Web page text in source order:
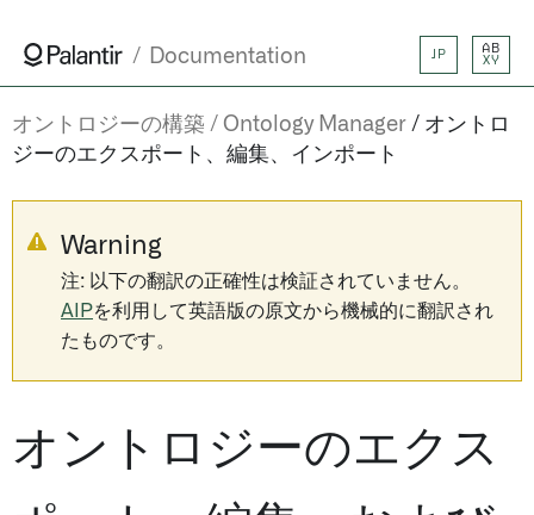
Documentation JP
AB
XY
オントロジーの構築 Ontology Manager
オントロ
ジーのエクスポート、編集、インポート
Warning
注: 以下の翻訳の正確性は検証されていません。
AIPを利用して英語版の原文から機械的に翻訳され
たものです。
オントロジーのエクス